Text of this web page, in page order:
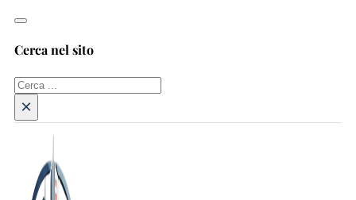
Cerca nel sito
Cerca
×